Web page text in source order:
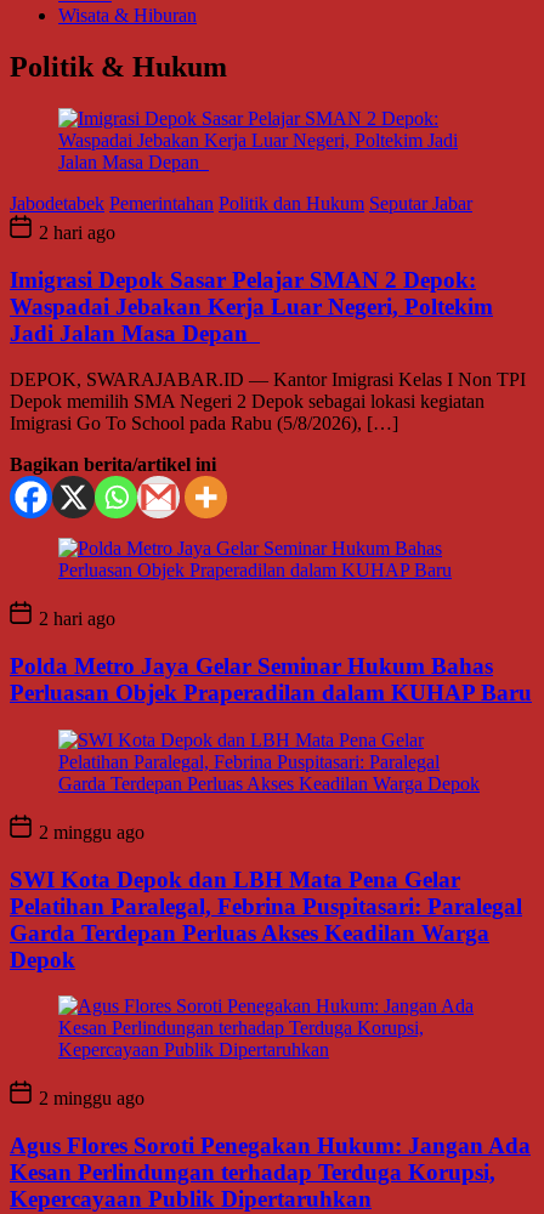
Wisata & Hiburan
Politik & Hukum
Jabodetabek Pemerintahan Politik dan Hukum Seputar Jabar
2 hari ago
Imigrasi Depok Sasar Pelajar SMAN 2 Depok:
Waspadai Jebakan Kerja Luar Negeri, Poltekim
Jadi Jalan Masa Depan
DEPOK, SWARAJABAR.ID — Kantor Imigrasi Kelas I Non TPI
Depok memilih SMA Negeri 2 Depok sebagai lokasi kegiatan
Imigrasi Go To School pada Rabu (5/8/2026), […]
Bagikan berita/artikel ini
2 hari ago
Polda Metro Jaya Gelar Seminar Hukum Bahas
Perluasan Objek Praperadilan dalam KUHAP Baru
2 minggu ago
SWI Kota Depok dan LBH Mata Pena Gelar
Pelatihan Paralegal, Febrina Puspitasari: Paralegal
Garda Terdepan Perluas Akses Keadilan Warga
Depok
2 minggu ago
Agus Flores Soroti Penegakan Hukum: Jangan Ada
Kesan Perlindungan terhadap Terduga Korupsi,
Kepercayaan Publik Dipertaruhkan